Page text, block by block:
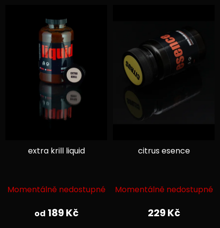
extra krill liquid
hodnocení
produktu
Momentálně nedostupné
od 189 Kč
citrus esence
hodnocení
produktu
Momentálně nedostupné
229 Kč